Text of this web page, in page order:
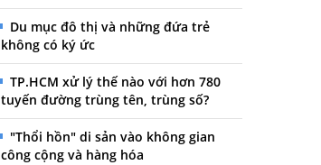
Du mục đô thị và những đứa trẻ
không có ký ức
TP.HCM xử lý thế nào với hơn 780
tuyến đường trùng tên, trùng số?
"Thổi hồn" di sản vào không gian
công cộng và hàng hóa